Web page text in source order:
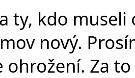
ty, kdo
nový.
ohrožení. Za